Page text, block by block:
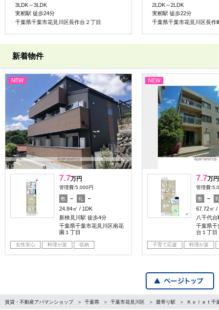
3LDK～3LDK
実籾駅 徒歩24分
千葉県千葉市花見川区長作台２丁目
2LDK～2LDK
実籾駅 徒歩22分
千葉県千葉市花見川区長作
新着物件
NEW
7.7万円
管理費:5,000円
敷 － 礼
－
24.84㎡
1DK
新検見川駅 徒歩4分
千葉県千葉市花見川区南花
園１丁目
女性安心 料理が楽 収納
NEW
7.7万円
管理費
敷 －
67.72㎡
八千代
千葉県千
台１丁目
子育て応援 料理が楽
賃貸・不動産アパマンショップ 千葉県 千葉市花見川区 最寄り駅 Ｋｏｌｅｔ千